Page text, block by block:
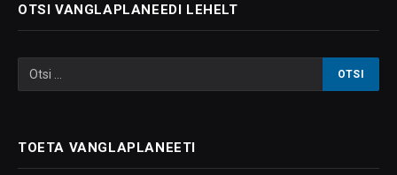
OTSI VANGLAPLANEEDI LEHELT
TOETA VANGLAPLANEETI